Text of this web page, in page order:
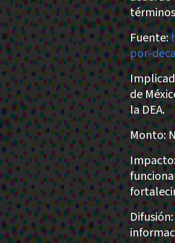
Fuente:
por-
de
la DEA.
Monto: